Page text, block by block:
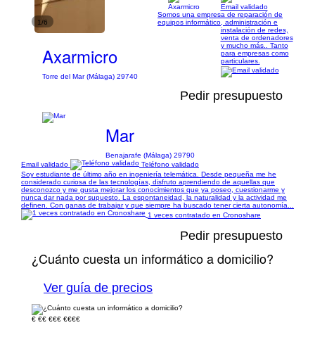
1/6
Axarmicro
Torre del Mar (Málaga) 29740
Email validado
Somos una empresa de reparación de
equipos informático, administración e
instalación de redes,
venta de ordenadores
y mucho más.. Tanto
para empresas como
particulares.
Pedir presupuesto
Mar
Benajarafe (Málaga) 29790
Email validado
Teléfono validado
Soy estudiante de último año en ingeniería telemática. Desde pequeña me he
considerado curiosa de las tecnologías, disfruto aprendiendo de aquellas que
desconozco y me gusta mejorar los conocimientos que ya poseo, cuestionarme y
nunca dar nada por supuesto. La espontaneidad, la naturalidad y la actividad me
definen. Con ganas de trabajar y que siempre ha buscado tener cierta autonomía...
1 veces contratado en Cronoshare
Pedir presupuesto
¿Cuánto cuesta un informático a domicilio?
Ver guía de precios
€ €€ €€€ €€€€